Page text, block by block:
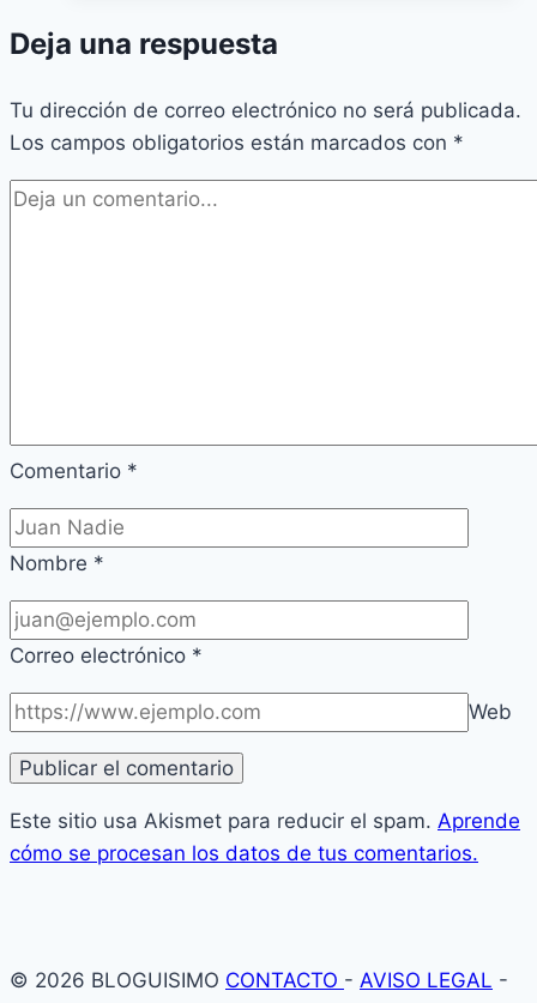
Deja una respuesta
Tu dirección de correo electrónico no será publicada.
Los campos obligatorios están marcados con *
Comentario *
Nombre *
Correo electrónico *
Web
Este sitio usa Akismet para reducir el spam. Aprende
cómo se procesan los datos de tus comentarios.
© 2026 BLOGUISIMO CONTACTO - AVISO LEGAL -